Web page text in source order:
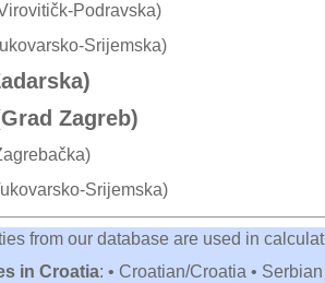
Podravska)
Srijemska)
Zagreb)
Srijemska)
from our database are used in
in Croatia: • Croatian/Croatia • Serbian